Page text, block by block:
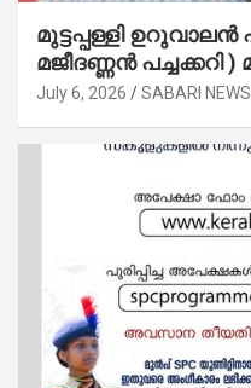
മുട്ടപ്പള്ളി ഉറുവാലൻ
മജീദണ്ണൻ പച്ചക്കറി )
July 6, 2026 SABARI NEWS